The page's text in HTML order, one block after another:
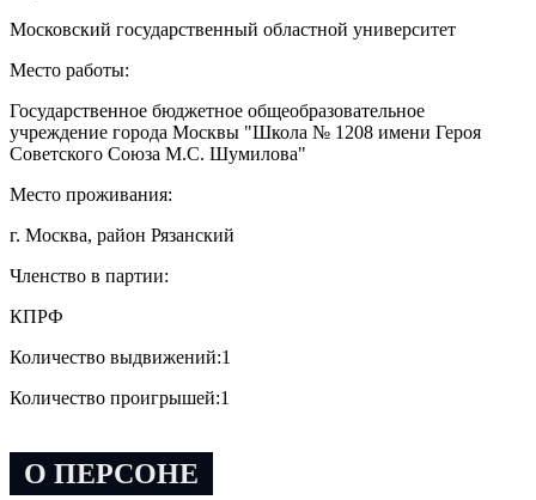
Московский государственный областной университет
Место работы:
Государственное бюджетное общеобразовательное
учреждение города Москвы "Школа № 1208 имени Героя
Советского Союза М.С. Шумилова"
Место проживания:
г. Москва, район Рязанский
Членство в партии:
КПРФ
Количество выдвижений:1
Количество проигрышей:1
О ПЕРСОНЕ